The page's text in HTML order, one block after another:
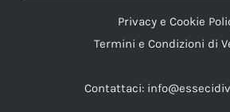
Privacy e Cookie
Termini e Condizioni di
Contattaci: